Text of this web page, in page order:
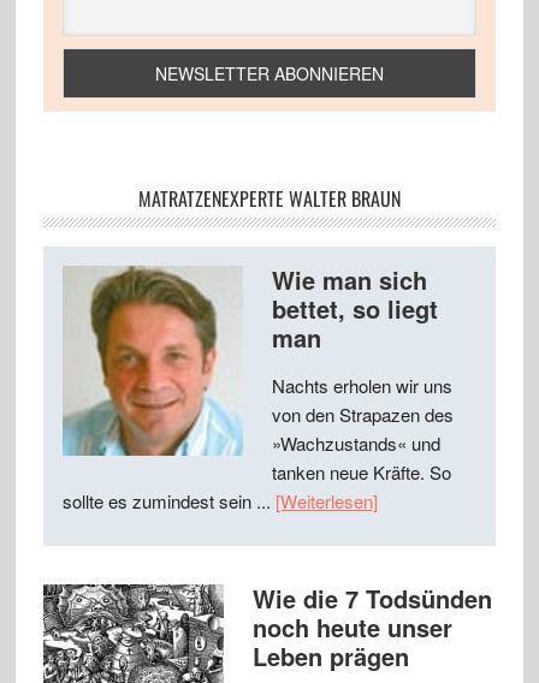
MATRATZENEXPERTE WALTER BRAUN
Wie man sich
bettet, so liegt
man
Nachts erholen wir uns
von den Strapazen des
»Wachzustands« und
tanken neue Kräfte. So
sollte es zumindest sein ... [Weiterlesen]
Wie die 7 Todsünden
noch heute unser
Leben prägen